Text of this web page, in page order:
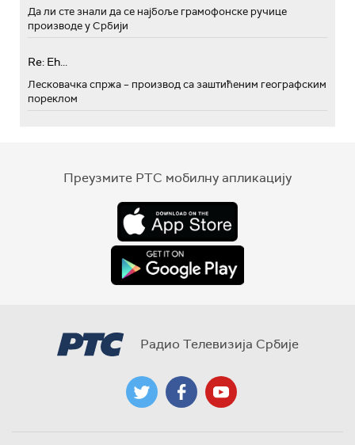
Да ли сте знали да се најбоље грамофонске ручице
производе у Србији
Re: Eh...
Лесковачка спржа – производ са заштићеним географским
пореклом
Преузмите РТС мобилну апликацију
Радио Телевизија Србије